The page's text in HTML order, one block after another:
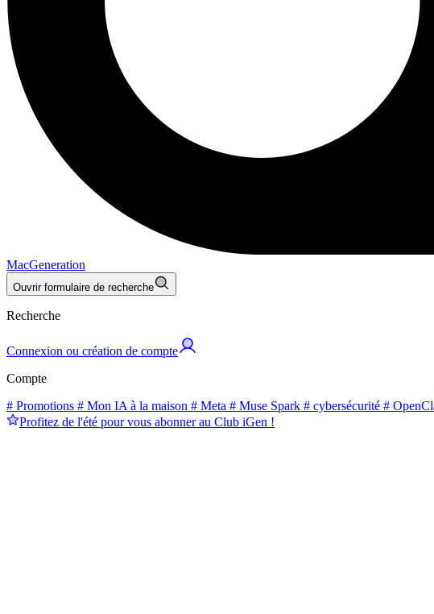
MacGeneration
Ouvrir formulaire de recherche
Recherche
Connexion ou création de compte
Compte
# Promotions # Mon IA à la maison # Meta # Muse Spark # cybersécurité #
Profitez de l'été pour vous abonner au Club iGen !